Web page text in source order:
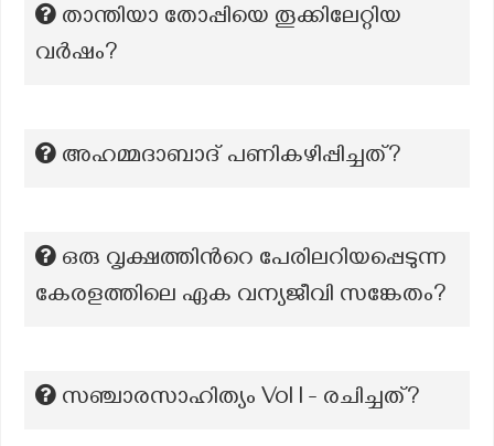
താന്തിയാ തോപ്പിയെ തൂക്കിലേറ്റിയ
വർഷം?
അഹമ്മദാബാദ് പണികഴിപ്പിച്ചത്?
ഒരു വൃക്ഷത്തിന്‍റെ പേരിലറിയപ്പെടുന്ന
കേരളത്തിലെ ഏക വന്യജീവി സങ്കേതം?
സഞ്ചാരസാഹിത്യം Vol I - രചിച്ചത്?